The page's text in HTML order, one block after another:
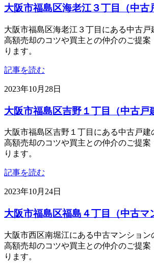
大阪市福島区海老江３丁目（中古
大阪市福島区海老江３丁目にある中古戸
高額売却のコツや買主との仲介のご提案
ります。
記事を読む
2023年10月28日
大阪市福島区吉野１丁目（中古戸
大阪市福島区吉野１丁目にある中古戸建
高額売却のコツや買主との仲介のご提案
ります。
記事を読む
2023年10月24日
大阪市福島区福島４丁目（中古マ
大阪市西区南堀江にある中古マンション
高額売却のコツや買主との仲介のご提案
ります。